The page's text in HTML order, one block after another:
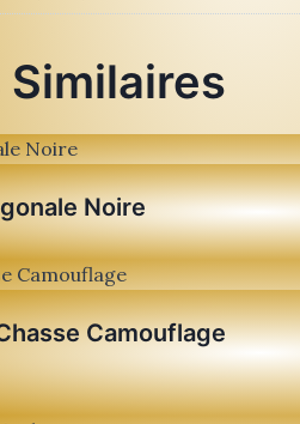
Noire
Camouflage